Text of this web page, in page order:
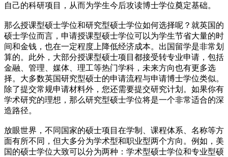
自己的科研项目，从而为学生今后攻读博士学位奠定基础。
那么授课型硕士学位和研究型硕士学位如何选择呢？就英国的
硕士学位而言，申请授课型硕士学位可以为学生节省大量的时
间和金钱，也在一定程度上降低经济成本。出国留学是非常划
算的。此外，大部分授课型硕士项目都接受转专业申请，包括
金融、管理、媒体、理工等热门学科，未来方向也有更多选
择。大多数英国研究型硕士的申请流程与申请博士学位类似。
除了提交常规申请材料外，您还需要提交研究计划。如果你有
学术研究的理想，那么研究型硕士学位将是一个非常适合的深
造路径。
放眼世界，不同国家的硕士项目在学制、课程体系、名称等方
面有所不同，但大多分为学术型和职业型两个方向。例如，美
国的硕士学位大致可以分为两种：学术型硕士学位和专业型硕